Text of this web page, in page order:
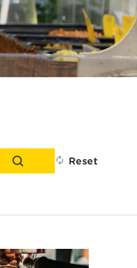
Reset